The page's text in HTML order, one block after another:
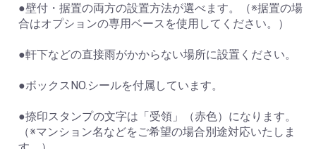
●壁付・据置の両方の設置方法が選べます。（※据置の場
合はオプションの専用ベースを使用してください。）
●軒下などの直接雨がかからない場所に設置ください。
●ボックスNO.シールを付属しています。
●捺印スタンプの文字は「受領」（赤色）になります。
（※マンション名などをご希望の場合別途対応いたしま